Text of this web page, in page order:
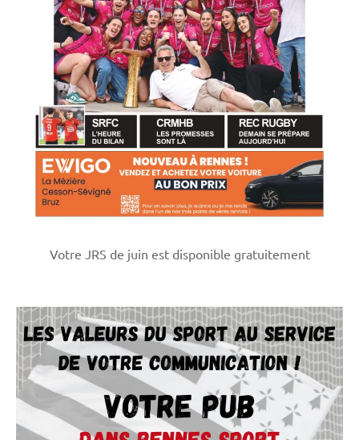
Votre JRS de juin est disponible gratuitement